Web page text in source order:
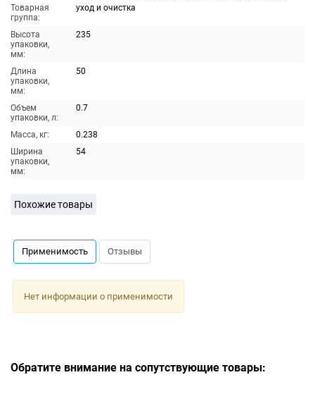
Товарная
группа:
уход и очистка
Высота
упаковки,
мм:
235
Длина
упаковки,
мм:
50
Объем
упаковки, л:
0.7
Масса, кг:
0.238
Ширина
упаковки,
мм:
54
Похожие товары
Применимость Отзывы
Нет информации о применимости
Обратите внимание на сопутствующие товары: